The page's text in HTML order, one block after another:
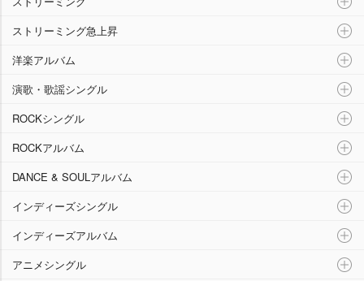
ストリーミング急上昇
洋楽アルバム
演歌・歌謡シングル
ROCKシングル
ROCKアルバム
DANCE & SOULアルバム
インディーズシングル
インディーズアルバム
アニメシングル